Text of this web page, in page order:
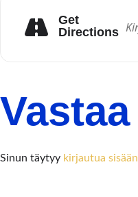
Get
Directions
Vastaa
Sinun täytyy kirjautua sisään